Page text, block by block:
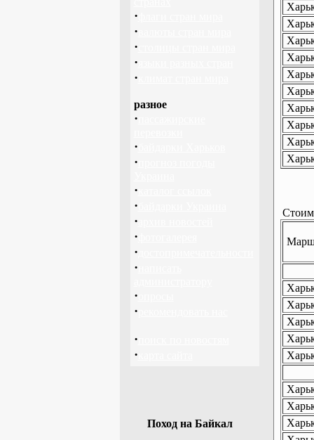
·
·
·
·
·
разное
·
·
·
·
·
·
·
·
·
·
·
·
·
Поход на Байкал